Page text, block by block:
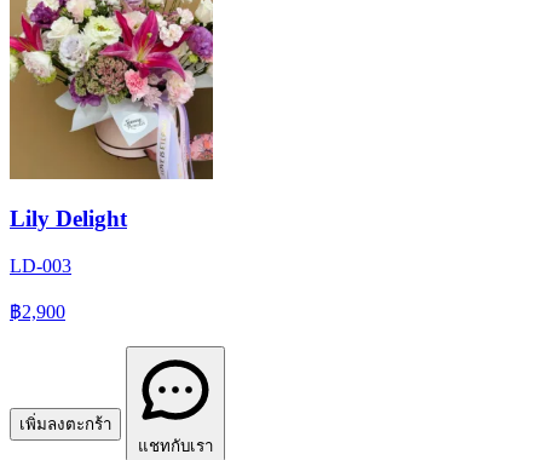
Lily Delight
LD-003
฿2,900
เพิ่มลงตะกร้า
แชทกับเรา